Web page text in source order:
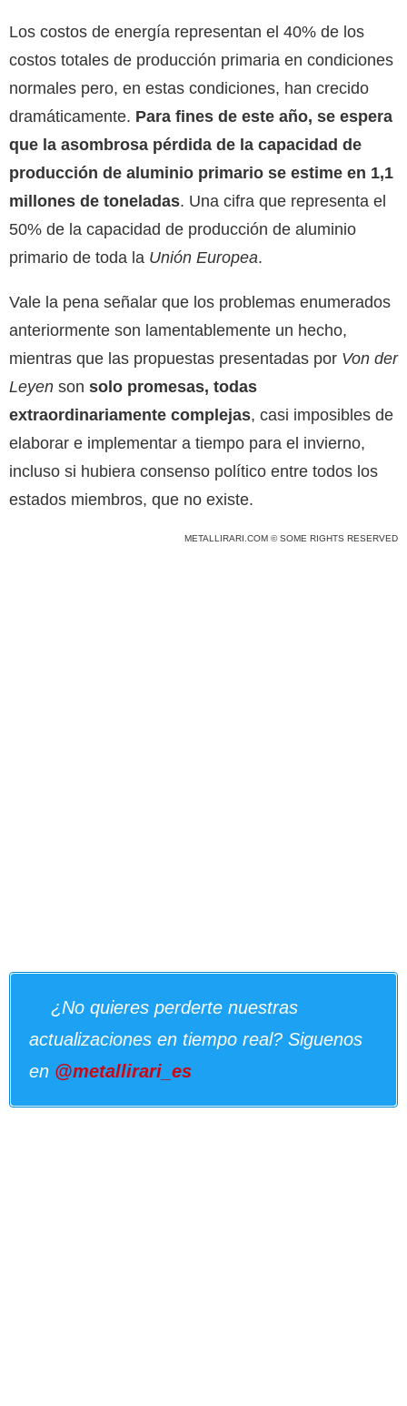
Los costos de energía representan el 40% de los
costos totales de producción primaria en condiciones
normales pero, en estas condiciones, han crecido
dramáticamente. Para fines de este año, se espera
que la asombrosa pérdida de la capacidad de
producción de aluminio primario se estime en 1,1
millones de toneladas. Una cifra que representa el
50% de la capacidad de producción de aluminio
primario de toda la Unión Europea.
Vale la pena señalar que los problemas enumerados
anteriormente son lamentablemente un hecho,
mientras que las propuestas presentadas por Von der
Leyen son solo promesas, todas
extraordinariamente complejas, casi imposibles de
elaborar e implementar a tiempo para el invierno,
incluso si hubiera consenso político entre todos los
estados miembros, que no existe.
METALLIRARI.COM © SOME RIGHTS RESERVED
¿No quieres perderte nuestras
actualizaciones en tiempo real? Siguenos
en @metallirari_es